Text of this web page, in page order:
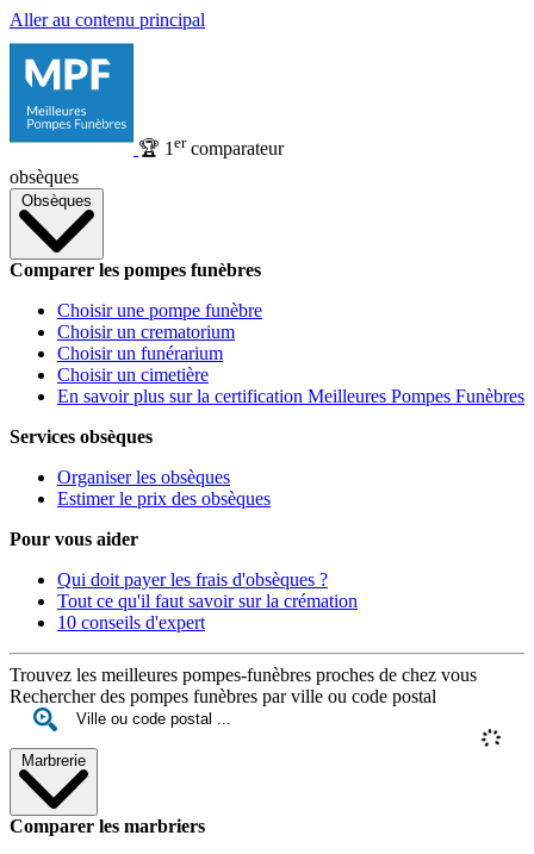
Aller au contenu principal
🏆 1 ercomparateur
obsèques
Obsèques
Comparer les pompes funèbres
Choisir une pompe funèbre
Choisir un crematorium
Choisir un funérarium
Choisir un cimetière
En savoir plus sur la certification Meilleures Pompes Funèbres
Services obsèques
Organiser les obsèques
Estimer le prix des obsèques
Pour vous aider
Qui doit payer les frais d'obsèques ?
Tout ce qu'il faut savoir sur la crémation
10 conseils d'expert
Trouvez les meilleures pompes-funèbres proches de chez vous
Rechercher des pompes funèbres par ville ou code postal
Marbrerie
Comparer les marbriers